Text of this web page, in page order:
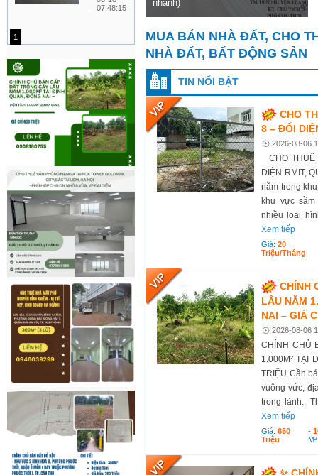
MINH
BÁN
TRÍ –
ÁP LÔ
TRỤC
CHÍNH
KĐT
TÂY
GIANG,
TIỀN
THÁI
BÌNH
07:48:15
1
/ 098 324 8399
nhanh)
0918 886 969
tiếp
MUA BÁN NHÀ ĐẤT, CHO
NHÀ ĐẤT, BẤT ĐỘNG SẢN
TIN NỔI BẬT
CHO
8 – ĐỐI
2026-08-06
CHO
DIỆN RMIT,
nằm trong
khu vực
nhiều loại
Xem tiếp
Giá:20
Triệu/tháng
CHÍNH
LÂU NĂM
NAI – GIÁ
2026-08-06
CHÍNH CHỦ
1.000M² TẠI
TRIỆU Cần
vuông vức,
trong lành.
Xem tiếp
Giá:650
Triệu
-
M²